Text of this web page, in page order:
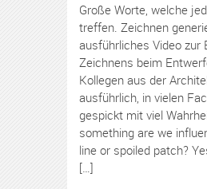
Große Worte, welche
treffen. Zeichnen
ausführliches Video zur
Zeichnens beim
Kollegen aus der
ausführlich, in vielen
gespickt mit viel
something are we
line or spoiled patch?
[…]